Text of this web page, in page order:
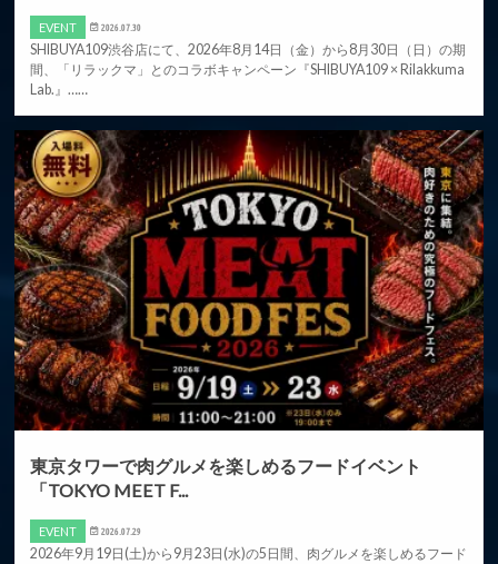
EVENT 2026.07.30
SHIBUYA109渋谷店にて、2026年8月14日（金）から8月30日（日）の期
間、「リラックマ」とのコラボキャンペーン『SHIBUYA109 × Rilakkuma
Lab.』……
東京タワーで肉グルメを楽しめるフードイベント
「TOKYO MEET F...
EVENT 2026.07.29
2026年9月19日(土)から9月23日(水)の5日間、肉グルメを楽しめるフード